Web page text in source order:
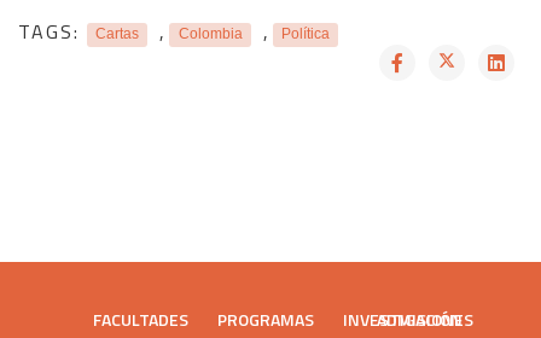
TAGS:
Cartas , Colombia , Política
FACULTADES PROGRAMAS INVESTIGACIÓN
ADMISIONES